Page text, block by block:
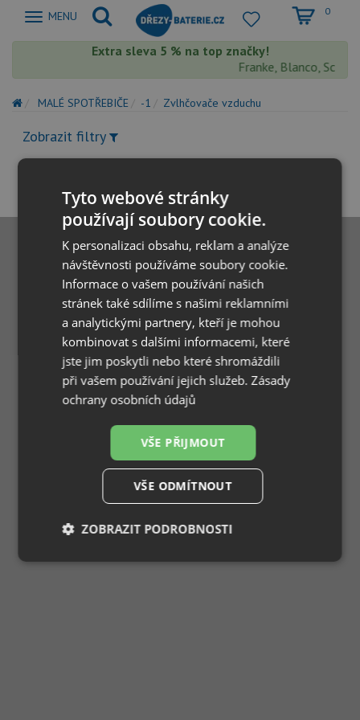
Zobrazit
MENU 0
Extra sleva 5 % na top značky!
Franke, Blanco,
MALÉ SPOTŘEBIČE -1 Zvlhčovače vzduchu
Zobrazit filtry
Tyto webové stránky
používají soubory cookie.
K personalizaci obsahu, reklam a analýze
návštěvnosti používáme soubory cookie.
Informace o vašem používání našich
stránek také sdílíme s našimi reklamními
a analytickými partnery, kteří je mohou
kombinovat s dalšími informacemi, které
jste jim poskytli nebo které shromáždili
při vašem používání jejich služeb.Zásady
ochrany osobních údajů
VŠE PŘIJMOUT
VŠE ODMÍTNOUT
ZOBRAZIT PODROBNOSTI
Nezbytně
Výkonové
Soubory